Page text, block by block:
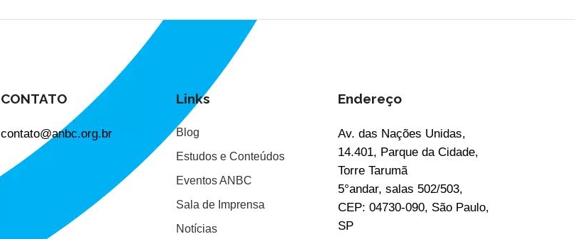
CONTATO
contato@anbc.org.br
Links
Blog
Estudos e Conteúdos
Eventos ANBC
Sala de Imprensa
Notícias
Endereço
Av. das Nações Unidas,
14.401, Parque da Cidade,
Torre Tarumã
5°andar, salas 502/503,
CEP: 04730-090, São Paulo,
SP